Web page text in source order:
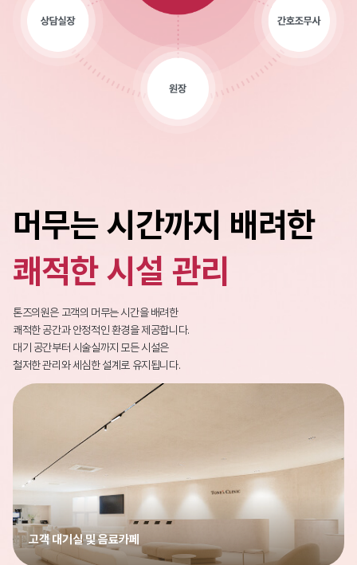
머무는 시간까지 배려한
쾌적한 시설 관리
톤즈의원은 고객의 머무는 시간을 배려한
쾌적한 공간과 안정적인 환경을 제공합니다.
대기 공간부터 시술실까지 모든 시설은
철저한 관리와 세심한 설계로 유지됩니다.
고객 대기실 및 음료카페